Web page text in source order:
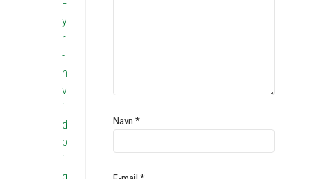
Navn*
F
y
r
-
h
v
i
d
p
i